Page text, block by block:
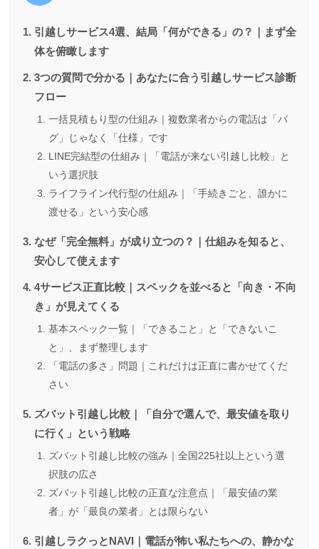
引越しサービス4選、結局「何ができる」の？｜まず全
体を俯瞰します
3つの質問で分かる｜あなたに合う引越しサービス診断
フロー
一括見積もり型の仕組み｜複数業者からの電話は「バ
グ」じゃなく「仕様」です
LINE完結型の仕組み｜「電話が来ない引越し比較」と
いう選択肢
ライフライン代行型の仕組み｜「手続きごと、誰かに
渡せる」という安心感
なぜ「完全無料」が成り立つの？｜仕組みを知ると、
安心して使えます
4サービス正直比較｜スペックを並べると「向き・不向
き」が見えてくる
基本スペック一覧｜「できること」と「できないこ
と」、まず整理します
「電話の多さ」問題｜これだけは正直に書かせてくだ
さい
ズバット引越し比較｜「自分で選んで、最安値を取り
に行く」という戦略
ズバット引越し比較の強み｜全国225社以上という選
択肢の広さ
ズバット引越し比較の正直な注意点｜「最安値の業
者」が「最良の業者」とは限らない
引越しラクっとNAVI｜電話が怖い私たちへの、静かな